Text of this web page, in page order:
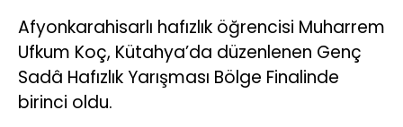
Afyonkarahisarlı hafızlık öğrencisi Muharrem
Ufkum Koç, Kütahya’da düzenlenen Genç
Sadâ Hafızlık Yarışması Bölge Finalinde
birinci oldu.